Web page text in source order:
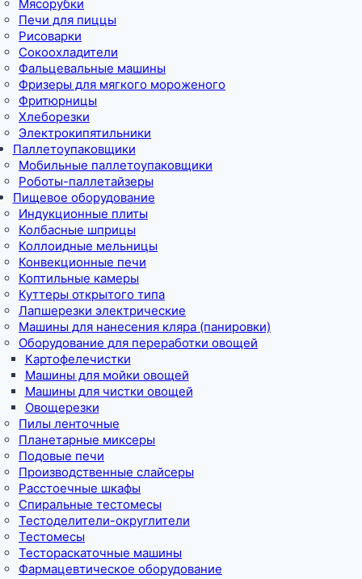
Мясорубки
Печи для пиццы
Рисоварки
Сокоохладители
Фальцевальные машины
Фризеры для мягкого мороженого
Фритюрницы
Хлеборезки
Электрокипятильники
Паллетоупаковщики
Мобильные паллетоупаковщики
Роботы-паллетайзеры
Пищевое оборудование
Индукционные плиты
Колбасные шприцы
Коллоидные мельницы
Конвекционные печи
Коптильные камеры
Куттеры открытого типа
Лапшерезки электрические
Машины для нанесения кляра (панировки)
Оборудование для переработки овощей
Картофелечистки
Машины для мойки овощей
Машины для чистки овощей
Овощерезки
Пилы ленточные
Планетарные миксеры
Подовые печи
Производственные слайсеры
Расстоечные шкафы
Спиральные тестомесы
Тестоделители-округлители
Тестомесы
Тестораскаточные машины
Фармацевтическое оборудование